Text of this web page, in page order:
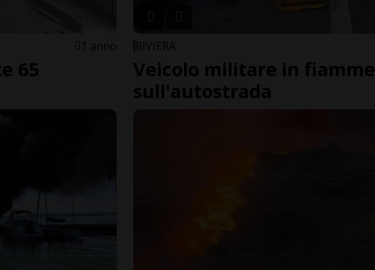
1 anno
65
RIVIERA
Veicolo militare in fiamme
sull'autostrada